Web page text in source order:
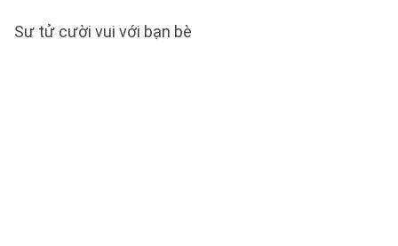
Sư tử cười vui với bạn bè